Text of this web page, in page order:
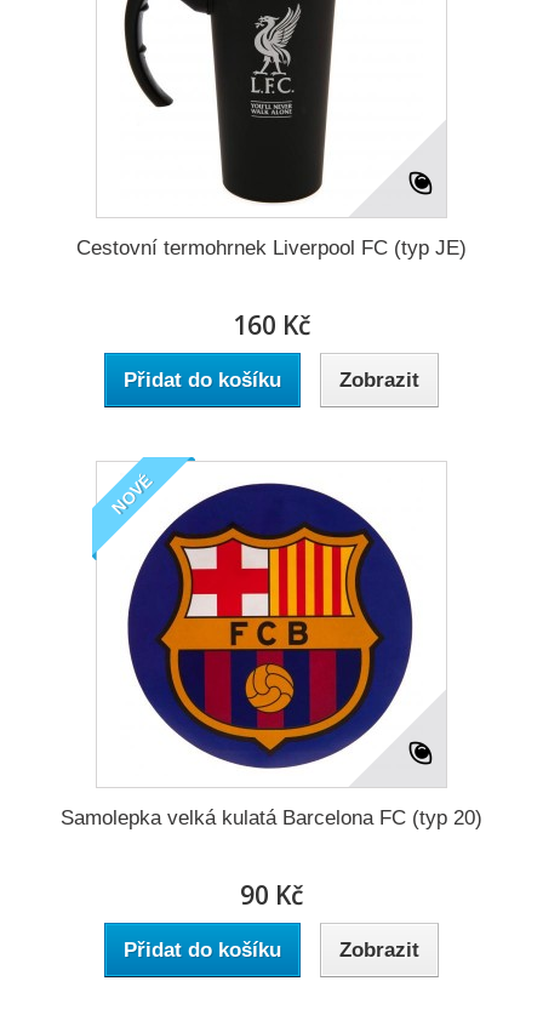
Cestovní termohrnek Liverpool FC (typ JE)
160 Kč
Přidat do košíku Zobrazit
NOVÉ
Samolepka velká kulatá Barcelona FC (typ 20)
90 Kč
Přidat do košíku Zobrazit